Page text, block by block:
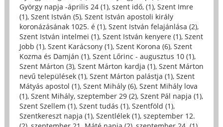
György napja -április 24 (1), szent idő, (1), Szent Imre
(1), Szent István (5), Szent István apostoli király
koronázásának 1025. é (1), Szent István felajánlása (2),
Szent István intelmei (1), Szent István kenyere (1), Szent
Jobb (1), Szent Karácsony (1), Szent Korona (6), Szent
Kozma és Damján (1), Szent Lőrinc - augusztus 10 (1),
Szent Márton (3), Szent Márton kardja (1), Szent Márton
nevű települések (1), Szent Márton palástja (1), Szent
Mátyás apostol (1), Szent Mihály (6), Szent Mihály lova
(1), Szent Mihály, szeptember 29 (2), Szent Pál napja (1),
Szent Szellem (1), Szent tudás (1), Szentföld (1),
Szentkereszt napja (1), Szentlélek (1), szeptember 12.